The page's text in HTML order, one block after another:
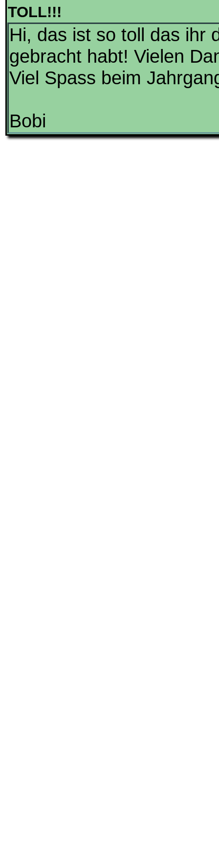
TOLL!!!
Hi, das ist so toll das ihr
gebracht habt! Vielen
Viel Spass beim
Bobi